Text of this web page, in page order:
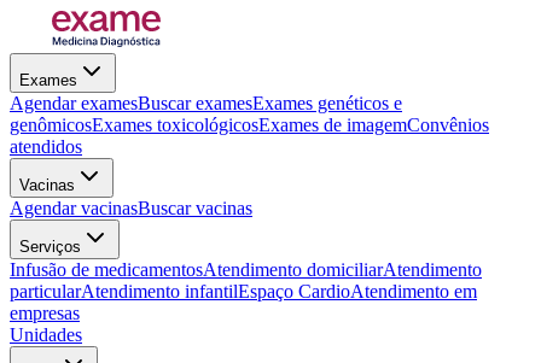
Exames
Agendar examesBuscar examesExames genéticos e
genômicosExames toxicológicosExames de imagemConvênios
atendidos
Vacinas
Agendar vacinasBuscar vacinas
Serviços
Infusão de medicamentosAtendimento domiciliarAtendimento
particularAtendimento infantilEspaço CardioAtendimento em
empresas
Unidades